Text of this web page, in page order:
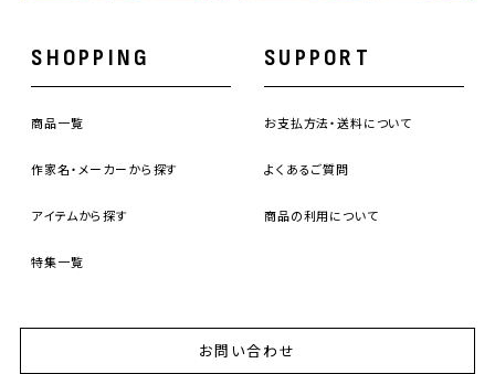
SHOPPING
商品一覧
作家名・メーカーから探す
アイテムから探す
特集一覧
SUPPORT
お支払方法・送料について
よくあるご質問
商品の利用について
お問い合わせ